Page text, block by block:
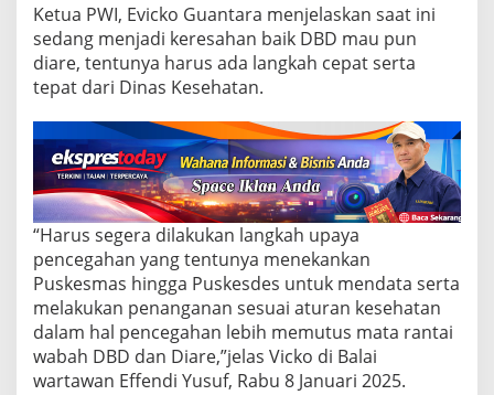
e
g
h
D
D
a
n
D
i
a
e
Ketua PWI, Evicko Guantara menjelaskan saat ini
sedang menjadi keresahan baik DBD mau pun
diare, tentunya harus ada langkah cepat serta
tepat dari Dinas Kesehatan.
“Harus segera dilakukan langkah upaya
pencegahan yang tentunya menekankan
Puskesmas hingga Puskesdes untuk mendata serta
melakukan penanganan sesuai aturan kesehatan
dalam hal pencegahan lebih memutus mata rantai
wabah DBD dan Diare,”jelas Vicko di Balai
wartawan Effendi Yusuf, Rabu 8 Januari 2025.